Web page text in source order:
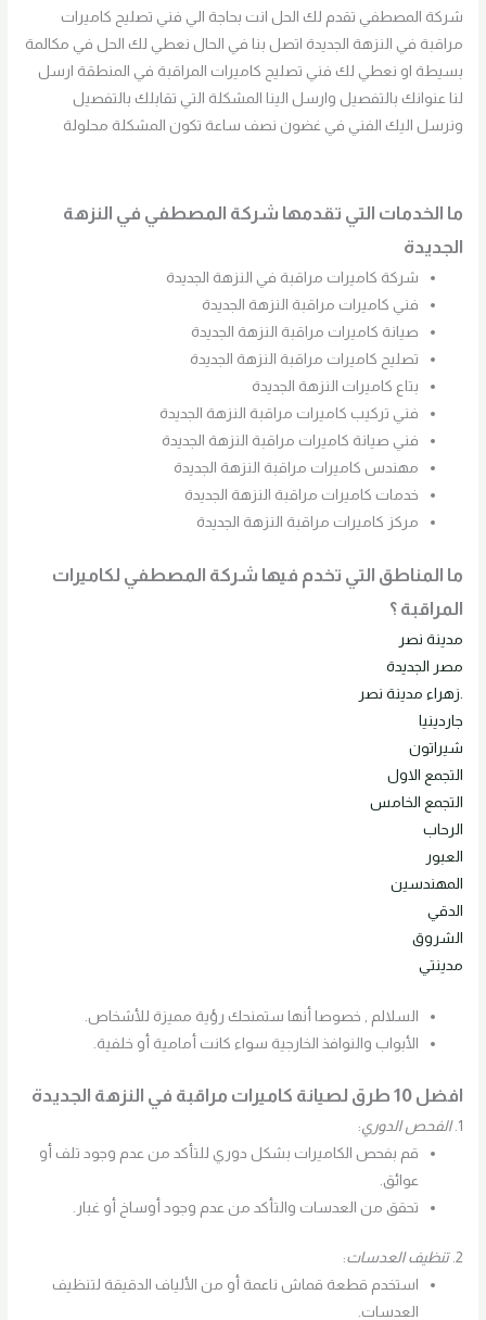
شركة المصطفي تقدم لك الحل انت بحاجة الي فني تصليح كاميرات
مراقبة في النزهة الجديدة اتصل بنا في الحال نعطي لك الحل في مكالمة
بسيطة او نعطي لك فني تصليح كاميرات المراقبة في المنطقة ارسل
لنا عنوانك بالتفصيل وارسل الينا المشكلة التي تقابلك بالتفصيل
ونرسل اليك الفني في غضون نصف ساعة تكون المشكلة محلولة
ما الخدمات التي تقدمها شركة المصطفي في النزهة
الجديدة
شركة كاميرات مراقبة في النزهة الجديدة
فني كاميرات مراقبة النزهة الجديدة
صيانة كاميرات مراقبة النزهة الجديدة
تصليح كاميرات مراقبة النزهة الجديدة
بتاع كاميرات النزهة الجديدة
فني تركيب كاميرات مراقبة النزهة الجديدة
فني صيانة كاميرات مراقبة النزهة الجديدة
مهندس كاميرات مراقبة النزهة الجديدة
خدمات كاميرات مراقبة النزهة الجديدة
مركز كاميرات مراقبة النزهة الجديدة
ما المناطق التي تخدم فيها شركة المصطفي لكاميرات
المراقبة ؟
مدينة نصر
مصر الجديدة
.زهراء مدينة نصر
جاردينيا
شيراتون
التجمع الاول
التجمع الخامس
الرحاب
العبور
المهندسين
الدقي
الشروق
مدينتي
السلالم , خصوصا أنها ستمنحك رؤية مميزة للأشخاص.
الأبواب والنوافذ الخارجية سواء كانت أمامية أو خلفية.
افضل 10 طرق لصيانة كاميرات مراقبة في النزهة الجديدة
1. الفحص الدوري:
قم بفحص الكاميرات بشكل دوري للتأكد من عدم وجود تلف أو
عوائق.
تحقق من العدسات والتأكد من عدم وجود أوساخ أو غبار.
2. تنظيف العدسات:
استخدم قطعة قماش ناعمة أو من الألياف الدقيقة لتنظيف
العدسات.